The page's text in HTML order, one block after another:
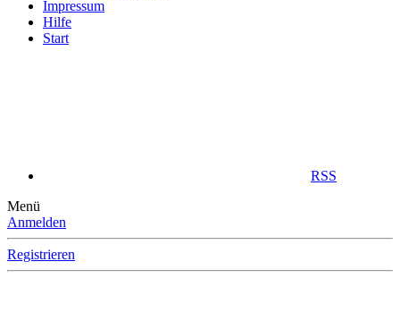
Impressum
Hilfe
Start
RSS
Menü
Anmelden
Registrieren